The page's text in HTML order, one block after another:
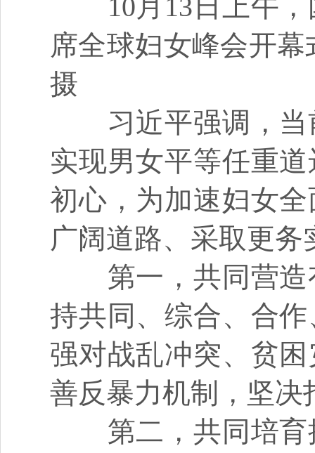
10月13日上午，
席全球妇女峰会开
摄
习近平强调，当
实现男女平等任重
初心，为加速妇女
广阔道路、采取更
第一，共同营造
持共同、综合、合
强对战乱冲突、贫
善反暴力机制，坚决
第二，共同培育